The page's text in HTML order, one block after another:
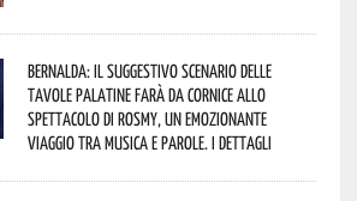
Bernalda: il suggestivo scenario delle
Tavole Palatine farà da cornice allo
spettacolo di Rosmy, un emozionante
viaggio tra musica e parole. I dettagli